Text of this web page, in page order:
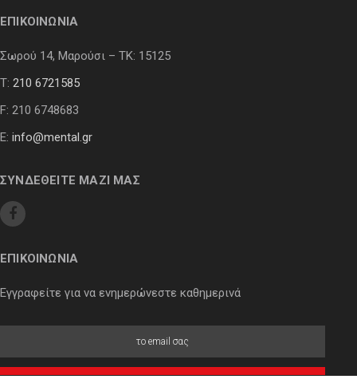
ΕΠΙΚΟΙΝΩΝΙΑ
Σωρού 14, Μαρούσι – ΤΚ: 15125
Τ: 210 6721585
F: 210 6748683
E: info@mental.gr
ΣΥΝΔΕΘΕΙΤΕ ΜΑΖΙ ΜΑΣ
ΕΠΙΚΟΙΝΩΝΙΑ
Εγγραφείτε για να ενημερώνεστε καθημερινά